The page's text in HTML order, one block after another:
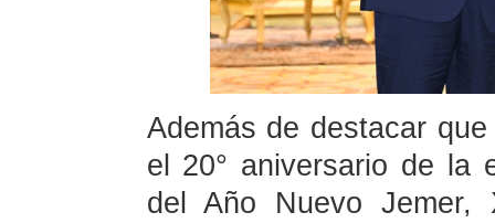
Además de destacar
el 20° aniversario de la
del Año Nuevo